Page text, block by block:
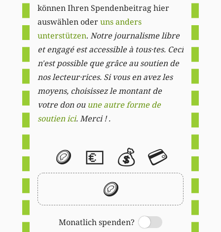
können Ihren Spendenbeitrag hier
auswählen oderuns anders
unterstützen. Notre journalisme libre
et engagé est accessible à tous·tes. Ceci
n'est possible que grâce au soutien de
nos lecteur·rices. Si vous en avez les
moyens, choisissez le montant de
votre don ou une autre forme de
soutien ici. Merci ! .
🪙 💶 💰 💳
🪙
Monatlich spenden?
Switch